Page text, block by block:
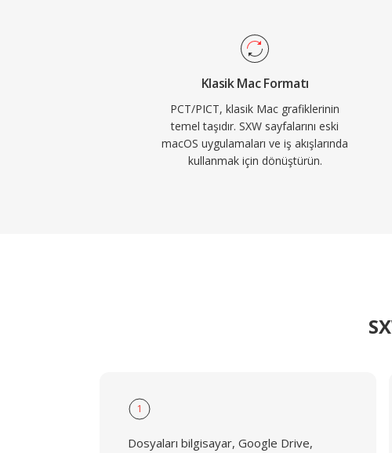
Klasik Mac Formatı
PCT/PICT, klasik Mac grafiklerinin
temel taşıdır. SXW sayfalarını eski
macOS uygulamaları ve iş akışlarında
kullanmak için dönüştürün.
1
Dosyaları bilgisayar, Google Drive,